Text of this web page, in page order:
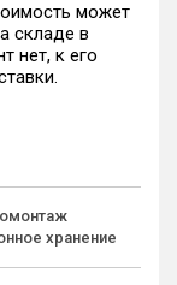
может
складе в
нет, к его
хранение